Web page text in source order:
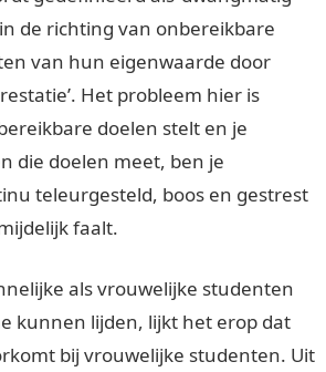
de richting van onbereikbare
van hun eigenwaarde door
Het probleem hier is
doelen stelt en je
die doelen meet, ben je
teleurgesteld, boos en gestrest
faalt.
als vrouwelijke studenten
kunnen lijden, lijkt het erop dat
bij vrouwelijke studenten. Uit